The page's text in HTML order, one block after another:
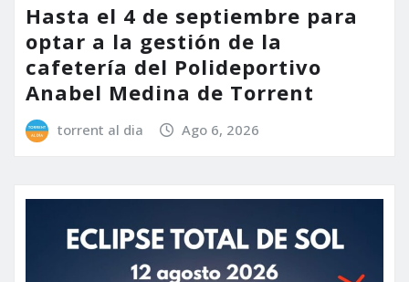
Hasta el 4 de septiembre para
optar a la gestión de la
cafetería del Polideportivo
Anabel Medina de Torrent
torrent al dia Ago 6, 2026